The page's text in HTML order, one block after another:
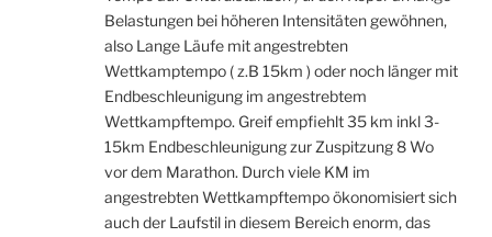
Belastungen bei höheren Intensitäten gewöhnen,
also Lange Läufe mit angestrebten
Wettkamptempo ( z.B 15km ) oder noch länger mit
Endbeschleunigung im angestrebtem
Wettkampftempo. Greif empfiehlt 35 km inkl 3-
15km Endbeschleunigung zur Zuspitzung 8 Wo
vor dem Marathon. Durch viele KM im
angestrebten Wettkampftempo ökonomisiert sich
auch der Laufstil in diesem Bereich enorm, das